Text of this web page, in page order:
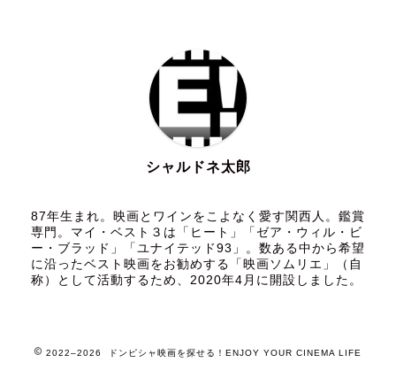
シャルドネ太郎
87年生まれ。映画とワインをこよなく愛す関西人。鑑賞
専門。マイ・ベスト３は「ヒート」「ゼア・ウィル・ビ
ー・ブラッド」「ユナイテッド93」。数ある中から希望
に沿ったベスト映画をお勧めする「映画ソムリエ」（自
称）として活動するため、2020年4月に開設しました。
2022–2026 ドンピシャ映画を探せる！ENJOY YOUR CINEMA LIFE